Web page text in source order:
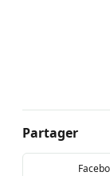
Partager